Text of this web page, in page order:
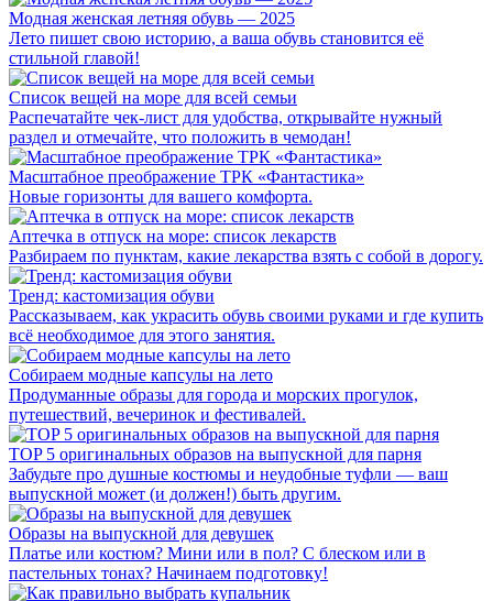
Модная женская летняя обувь — 2025
Лето пишет свою историю, а ваша обувь становится её
стильной главой!
Список вещей на море для всей семьи
Распечатайте чек-лист для удобства, открывайте нужный
раздел и отмечайте, что положить в чемодан!
Масштабное преображение ТРК «Фантастика»
Новые горизонты для вашего комфорта.
Аптечка в отпуск на море: список лекарств
Разбираем по пунктам, какие лекарства взять с собой в дорогу.
Тренд: кастомизация обуви
Рассказываем, как украсить обувь своими руками и где купить
всё необходимое для этого занятия.
Собираем модные капсулы на лето
Продуманные образы для города и морских прогулок,
путешествий, вечеринок и фестивалей.
TOP 5 оригинальных образов на выпускной для парня
Забудьте про душные костюмы и неудобные туфли — ваш
выпускной может (и должен!) быть другим.
Образы на выпускной для девушек
Платье или костюм? Мини или в пол? С блеском или в
пастельных тонах? Начинаем подготовку!